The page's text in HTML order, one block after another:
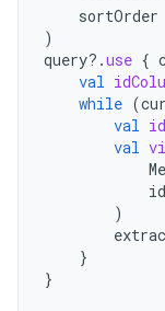
sortOrder
)
query?.use {
val
while (
val id
val
id
)
}
}